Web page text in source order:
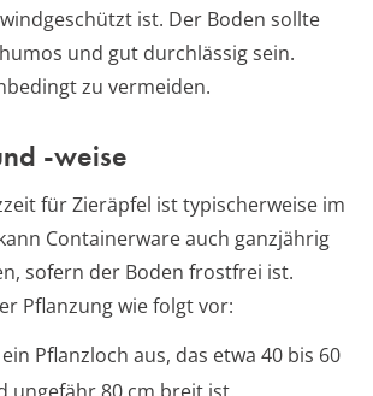
ist. Der Boden sollte
und gut durchlässig sein.
zu vermeiden.
-weise
für Zieräpfel ist typischerweise im
Containerware auch ganzjährig
sofern der Boden frostfrei ist.
Pflanzung wie folgt vor:
Pflanzloch aus, das etwa 40 bis 60
ungefähr 80 cm breit ist.